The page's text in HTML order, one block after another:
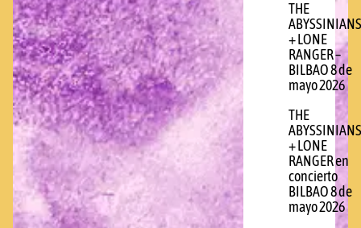
THE
ABYSSINIANS
+ LONE
RANGER –
BILBAO 8 de
mayo 2026
THE
ABYSSINIANS
+ LONE
RANGER en
concierto
BILBAO 8 de
mayo 2026